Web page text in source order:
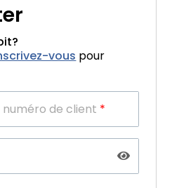
vous pour
de client *